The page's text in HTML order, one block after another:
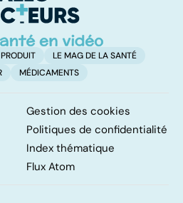
LE MAG DE LA SANTÉ
MÉDICAMENTS
Gestion des cookies
Politiques de confidentialité
Index thématique
Flux Atom